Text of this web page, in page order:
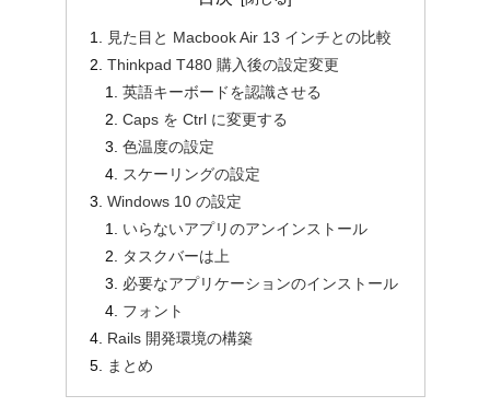
見た目と Macbook Air 13 インチとの比較
Thinkpad T480 購入後の設定変更
英語キーボードを認識させる
Caps を Ctrl に変更する
色温度の設定
スケーリングの設定
Windows 10 の設定
いらないアプリのアンインストール
タスクバーは上
必要なアプリケーションのインストール
フォント
Rails 開発環境の構築
まとめ